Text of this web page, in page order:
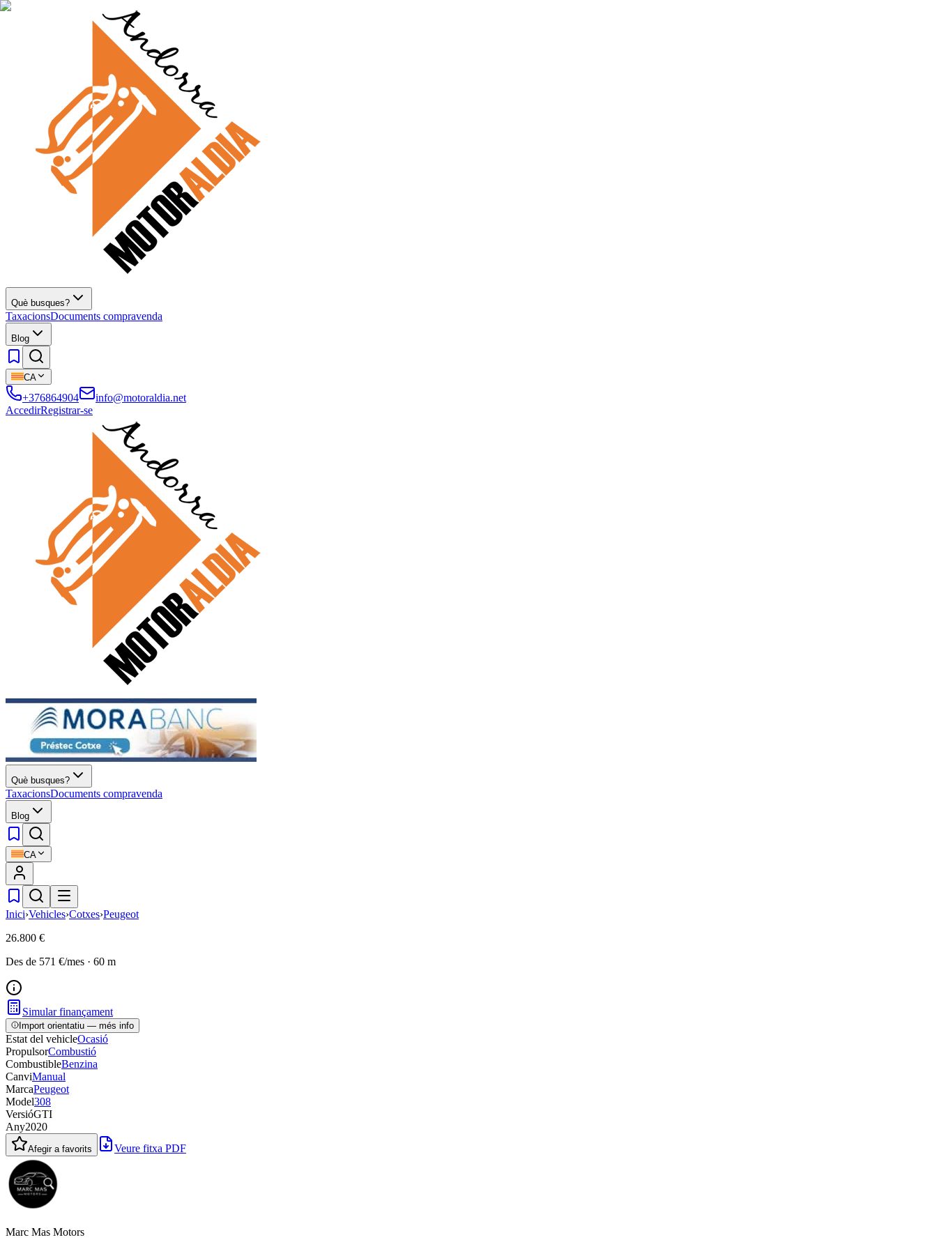
Què busques?
TaxacionsDocuments compravenda
Blog
CA
+376864904
info@motoraldia.net
AccedirRegistrar-se
Què busques?
TaxacionsDocuments compravenda
Blog
CA
Inici›Vehicles›Cotxes›Peugeot
26.800 €
Des de 571 €/mes · 60 m
Simular finançament
Import orientatiu — més info
Estat del vehicleOcasió
PropulsorCombustió
CombustibleBenzina
CanviManual
MarcaPeugeot
Model308
VersióGTI
Any2020
Afegir a favorits Veure fitxa PDF
Marc Mas Motors